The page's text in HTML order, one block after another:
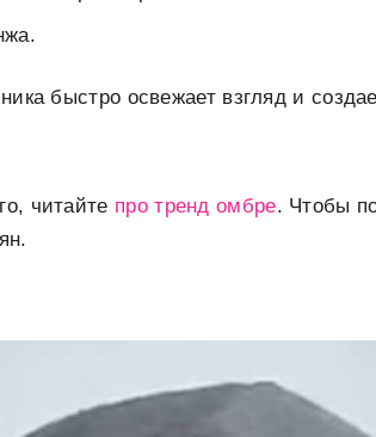
быстро освежает взгляд и
читайте про тренд омбре. Чтобы